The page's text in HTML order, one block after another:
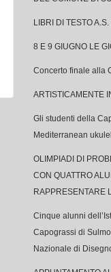
LIBRI DI TESTO
8 E 9 GIUGNO LE
Concerto finale alla
ARTISTICAMENTE
Gli studenti della
Mediterranean
OLIMPIADI DI
CON QUATTRO
RAPPRESENTARE
Cinque alunni
Capograssi di
Nazionale di